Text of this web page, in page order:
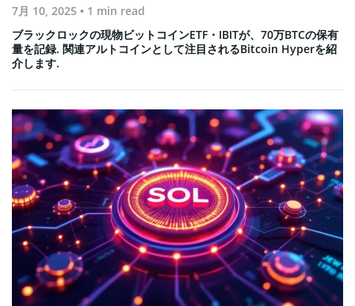
7月 10, 2025 • 1 min read
ブラックロックの現物ビットコインETF・IBITが、70万BTCの保有
量を記録. 関連アルトコインとして注目されるBitcoin Hyperを紹
介します.